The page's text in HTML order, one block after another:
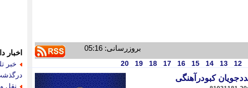
بروزرسانی: 05:16
12
13
14
15
16
17
18
19
20
اخبار
خبر
نقل